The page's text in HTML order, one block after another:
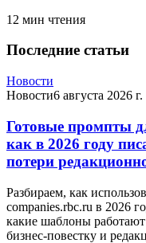
12 мин чтения
Последние статьи
Новости
Новости6 августа 2026 г.
Готовые промпты
как в 2026 году
потери
Разбираем, как
companies.rbc.ru в 2026
какие шаблоны
бизнес-повестку и